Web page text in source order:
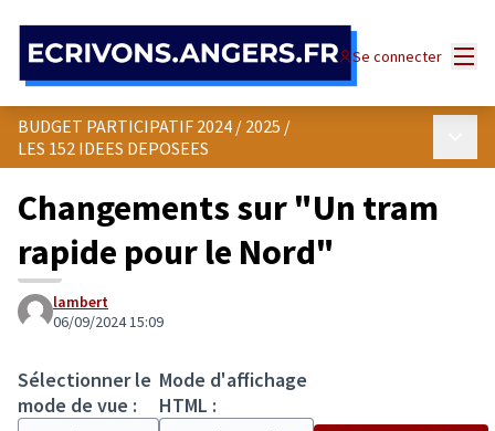
Se connecter
BUDGET PARTICIPATIF 2024 / 2025 /
LES 152 IDEES DEPOSEES
Changements sur "Un tram
rapide pour le Nord"
lambert
06/09/2024 15:09
Sélectionner le
mode de vue :
Mode d'affichage
HTML :